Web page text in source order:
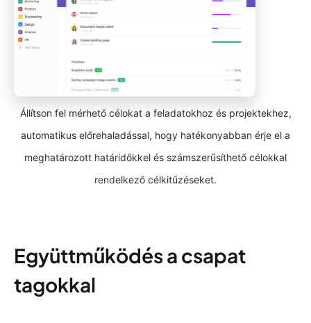
Állítson fel mérhető célokat a feladatokhoz és projektekhez,
automatikus előrehaladással, hogy hatékonyabban érje el a
meghatározott határidőkkel és számszerűsíthető célokkal
rendelkező célkitűzéseket.
Együttműködés a csapat
tagokkal